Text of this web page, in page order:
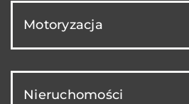
Motoryzacja
Nieruchomości